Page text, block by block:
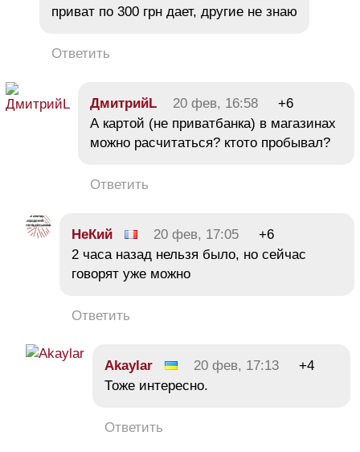
приват по 300 грн дает, другие не знаю
Ответить
ДмитрийL 20 фев, 16:58
+6
А картой (не приватбанка) в магазинах
можно расчитаться? ктото пробывал?
Ответить
НеКий 20 фев, 17:05
+6
2 часа назад нельзя было, но сейчас
говорят уже можно
Ответить
Akaylar 20 фев, 17:13
+4
Тоже интересно.
Ответить